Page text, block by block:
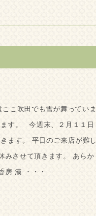
こ吹田でも雪が舞ってい
す。 今週末、２月１１日
ます。 平日のご来店が難
させて頂きます。 あらか
・・・